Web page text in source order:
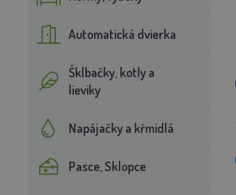
Automatická dvierka
Šklbačky, kotly a
lieviky
Napájačky a kŕmidlá
Pasce, Sklopce